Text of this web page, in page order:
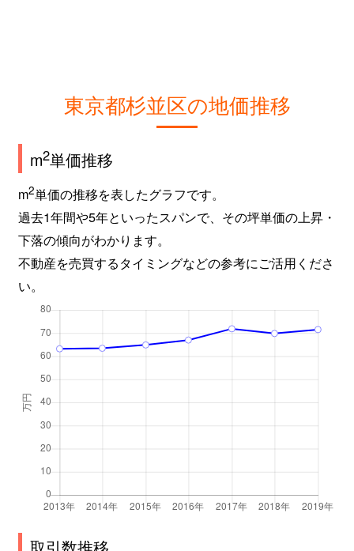
東京都杉並区の地価推移
m2単価推移
m2単価の推移を表したグラフです。
過去1年間や5年といったスパンで、その坪単価の上昇・
下落の傾向がわかります。
不動産を売買するタイミングなどの参考にご活用くださ
い。